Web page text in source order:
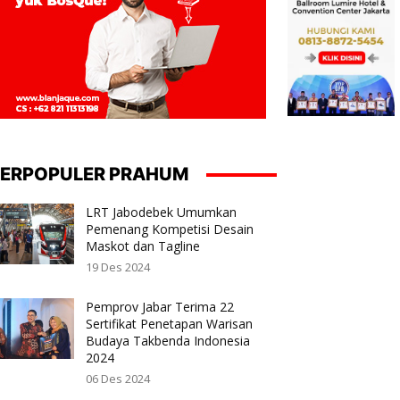
PRAHUM
LRT Jabodebek Umumkan
Pemenang Kompetisi Desain
Maskot dan Tagline
19 Des 2024
Pemprov Jabar Terima 22
Sertifikat Penetapan Warisan
Budaya Takbenda Indonesia
2024
06 Des 2024